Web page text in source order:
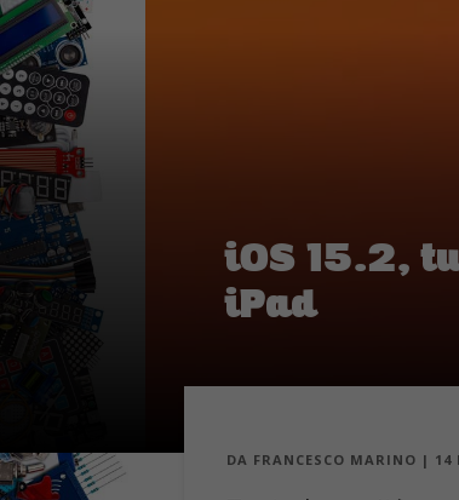
iOS 15.2,
iPad
DA FRANCESCO MARINO | 14